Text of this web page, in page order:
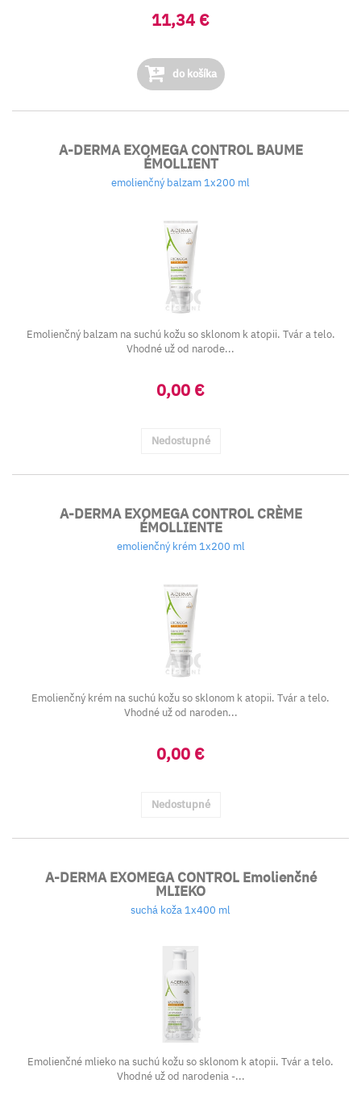
11,34 €
do košíka
A-DERMA EXOMEGA CONTROL BAUME
ÉMOLLIENT
emolienčný balzam 1x200 ml
Emolienčný balzam na suchú kožu so sklonom k atopii. Tvár a telo.
Vhodné už od narode...
0,00 €
Nedostupné
A-DERMA EXOMEGA CONTROL CRÈME
ÉMOLLIENTE
emolienčný krém 1x200 ml
Emolienčný krém na suchú kožu so sklonom k atopii. Tvár a telo.
Vhodné už od naroden...
0,00 €
Nedostupné
A-DERMA EXOMEGA CONTROL Emolienčné
MLIEKO
suchá koža 1x400 ml
Emolienčné mlieko na suchú kožu so sklonom k atopii. Tvár a telo.
Vhodné už od narodenia -...